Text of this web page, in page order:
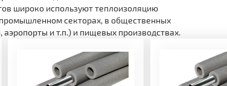
широко используют теплоизоляцию
секторах, в общественных
и т.п.) и пищевых производствах.